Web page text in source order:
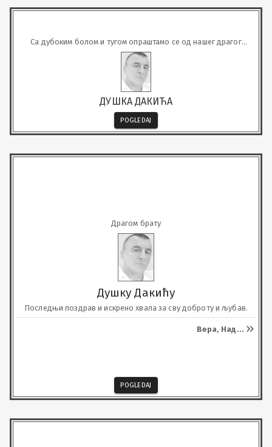
Са дубоким болом и тугом опраштамо се од нашег драгог
пријатеља и друга
ДУШКА ДАКИЋА
POGLEDAJ
Драгом брату
Душку Дакићу
Последњи поздрав и искрено хвала за сву доброту и љубав.
Вера, Над ...
POGLEDAJ